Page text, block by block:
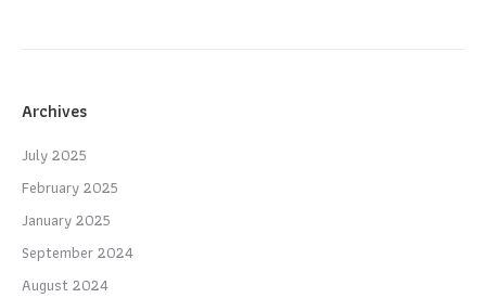
Archives
July 2025
February 2025
January 2025
September 2024
August 2024